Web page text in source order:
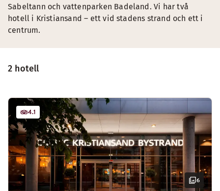
2 hotell
6
4.1
Sabeltann och vattenparken Badeland. Vi har två
hotell i Kristiansand – ett vid stadens strand och ett i
centrum.